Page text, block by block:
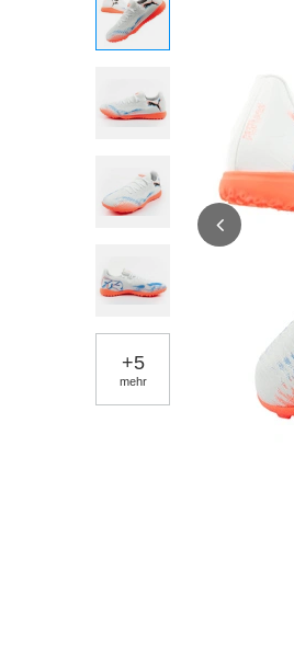
+5
mehr